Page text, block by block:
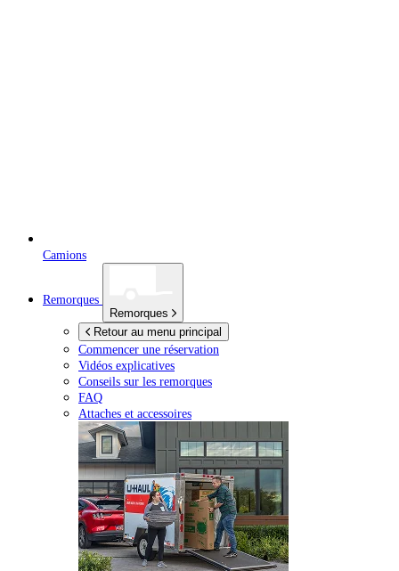
Camions
Remorques
Remorques
Retour au menu principal
Commencer une réservation
Vidéos explicatives
Conseils sur les remorques
FAQ
Attaches et accessoires